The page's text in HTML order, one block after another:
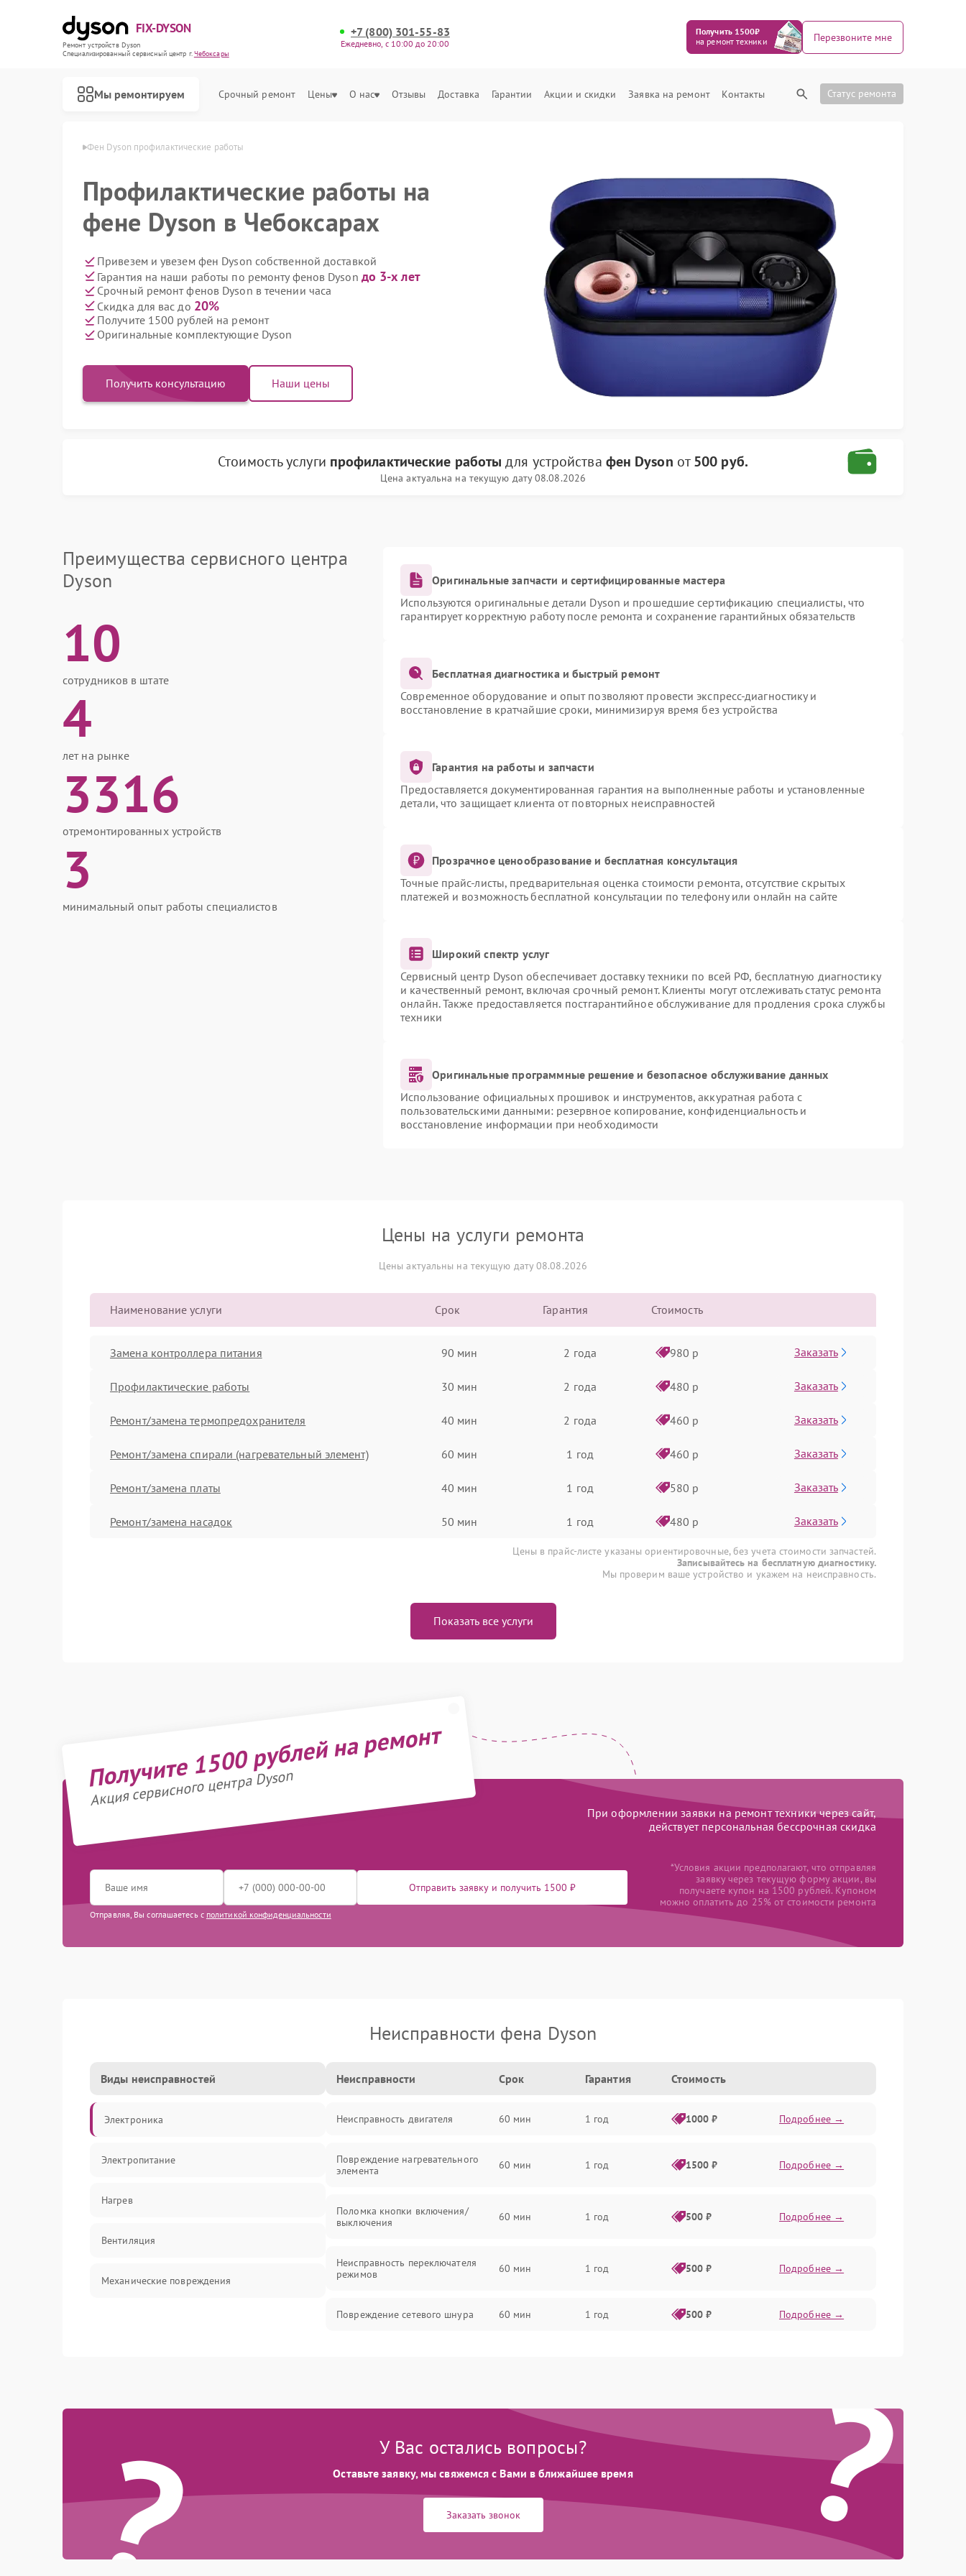
FIX-DYSON
Ремонт устройств Dyson
Специализированный cервисный центр г.Чебоксары
+7 (800) 301-55-83
Ежедневно, с 10:00 до 20:00
Получить 1500₽
на ремонт техники
Перезвоните мне
Мы ремонтируем Срочный ремонт Цены О нас Отзывы Доставка Гарантии Акции и скидки Заявка на ремонт Контакты Статус ремонта
Фен Dyson профилактические работы
Профилактические работы на
фене Dyson в Чебоксарах
Привезем и увезем фен Dyson собственной доставкой
Гарантия на наши работы по ремонту фенов Dyson до 3-х лет
Срочный ремонт фенов Dyson в течении часа
Скидка для вас до 20%
Получите 1500 рублей на ремонт
Оригинальные комплектующие Dyson
Получить консультацию Наши цены
Стоимость услуги профилактические работы для устройства фен Dyson от500 руб.
Цена актуальна на текущую дату 08.08.2026
Преимущества сервисного центра
Dyson
10
сотрудников в штате
4
лет на рынке
3316
отремонтированных устройств
3
минимальный опыт работы специалистов
Оригинальные запчасти и сертифицированные мастера
Используются оригинальные детали Dyson и прошедшие сертификацию специалисты, что
гарантирует корректную работу после ремонта и сохранение гарантийных обязательств
Бесплатная диагностика и быстрый ремонт
Современное оборудование и опыт позволяют провести экспресс-диагностику и
восстановление в кратчайшие сроки, минимизируя время без устройства
Гарантия на работы и запчасти
Предоставляется документированная гарантия на выполненные работы и установленные
детали, что защищает клиента от повторных неисправностей
Прозрачное ценообразование и бесплатная консультация
Точные прайс-листы, предварительная оценка стоимости ремонта, отсутствие скрытых
платежей и возможность бесплатной консультации по телефону или онлайн на сайте
Широкий спектр услуг
Сервисный центр Dyson обеспечивает доставку техники по всей РФ, бесплатную диагностику
и качественный ремонт, включая срочный ремонт. Клиенты могут отслеживать статус ремонта
онлайн. Также предоставляется постгарантийное обслуживание для продления срока службы
техники
Оригинальные программные решение и безопасное обслуживание данных
Использование официальных прошивок и инструментов, аккуратная работа с
пользовательскими данными: резервное копирование, конфиденциальность и
восстановление информации при необходимости
Цены на услуги ремонта
Цены актуальны на текущую дату 08.08.2026
Наименование услуги Срок Гарантия Стоимость
Замена контроллера питания 90 мин 2 года 980 р Заказать
Профилактические работы 30 мин 2 года 480 р Заказать
Ремонт/замена термопредохранителя 40 мин 2 года 460 р Заказать
Ремонт/замена спирали (нагревательный элемент) 60 мин 1 год 460 р Заказать
Ремонт/замена платы 40 мин 1 год 580 р Заказать
Ремонт/замена насадок 50 мин 1 год 480 р Заказать
Цены в прайс-листе указаны ориентировочные, без учета стоимости запчастей.
Записывайтесь на бесплатную диагностику.
Мы проверим ваше устройство и укажем на неисправность.
Показать все услуги
Получите 1500 рублей на ремонт
Акция сервисного центра Dyson
При оформлении заявки на ремонт техники через сайт,
действует персональная бессрочная скидка
Отправить заявку и получить 1500 ₽
Отправляя, Вы соглашаетесь с политикой конфиденциальности
*Условия акции предполагают, что отправляя
заявку через текущую форму акции, вы
получаете купон на 1500 рублей. Купоном
можно оплатить до 25% от стоимости ремонта
Неисправности фена Dyson
Виды неисправностей
Электроника
Электропитание
Нагрев
Вентиляция
Механические повреждения
Неисправности Срок Гарантия Стоимость
Неисправность двигателя 60 мин 1 год 1000 ₽ Подробнее →
Повреждение нагревательного
элемента
60 мин 1 год 1500 ₽ Подробнее →
Поломка кнопки включения/
выключения
60 мин 1 год 500 ₽ Подробнее →
Неисправность переключателя
режимов
60 мин 1 год 500 ₽ Подробнее →
Повреждение сетевого шнура 60 мин 1 год 500 ₽ Подробнее →
Неисправность системы
60 мин 1 год 1000 ₽ Подробнее →
Повреждение проводов внутри
устройства
Подробнее →
Неисправность индикатора
60 мин 500 ₽ Подробнее →
Поломка системы ионизации (если
? ?
У Вас остались вопросы?
Оставьте заявку, мы свяжемся с Вами в ближайшее время
Заказать звонок